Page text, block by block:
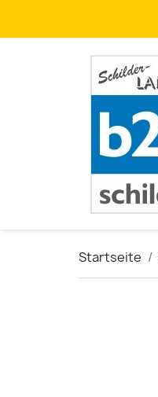
Startseite